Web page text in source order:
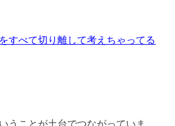
すべて切り離して考えちゃってる
うことが土台でつながっていま